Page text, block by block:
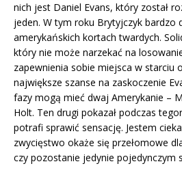
nich jest Daniel Evans, który został
jeden. W tym roku Brytyjczyk bardzo
amerykańskich kortach twardych.
który nie może narzekać na
zapewnienia sobie miejsca w starciu
największe szanse na zaskoczenie
fazy mogą mieć dwaj Amerykanie –
Holt. Ten drugi pokazał podczas
potrafi sprawić sensację. Jestem
zwycięstwo okaże się przełomowe
czy pozostanie jedynie pojedynczym